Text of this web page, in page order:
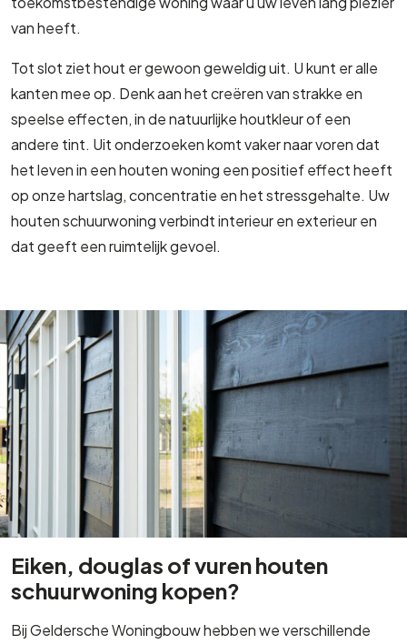
van heeft.
Tot slot ziet hout er gewoon geweldig uit. U kunt er alle
kanten mee op. Denk aan het creëren van strakke en
speelse effecten, in de natuurlijke houtkleur of een
andere tint. Uit onderzoeken komt vaker naar voren dat
het leven in een houten woning een positief effect heeft
op onze hartslag, concentratie en het stressgehalte. Uw
houten schuurwoning verbindt interieur en exterieur en
dat geeft een ruimtelijk gevoel.
Eiken, douglas of vuren houten
schuurwoning kopen?
Bij Geldersche Woningbouw hebben we verschillende